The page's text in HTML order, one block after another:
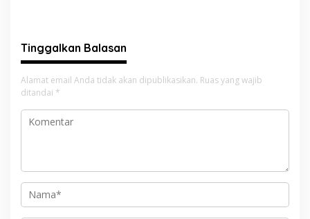
Tinggalkan Balasan
Alamat email Anda tidak akan dipublikasikan. Ruas yang wajib
ditandai *